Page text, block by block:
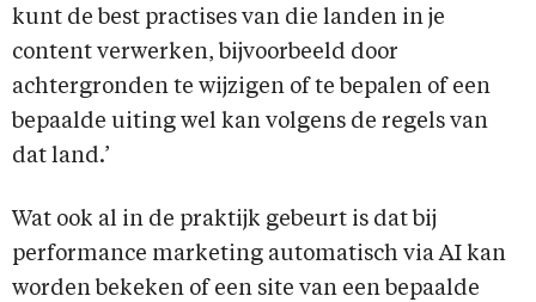
kunt de best practises van die landen in je
content verwerken, bijvoorbeeld door
achtergronden te wijzigen of te bepalen of een
bepaalde uiting wel kan volgens de regels van
dat land.’
Wat ook al in de praktijk gebeurt is dat bij
performance marketing automatisch via AI kan
worden bekeken of een site van een bepaalde